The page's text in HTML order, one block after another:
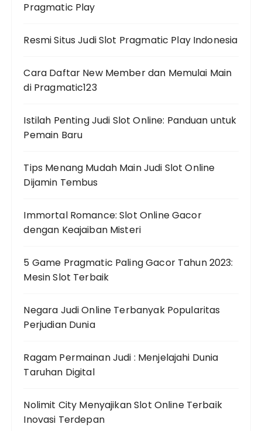
Pragmatic Play
Resmi Situs Judi Slot Pragmatic Play Indonesia
Cara Daftar New Member dan Memulai Main
di Pragmatic123
Istilah Penting Judi Slot Online: Panduan untuk
Pemain Baru
Tips Menang Mudah Main Judi Slot Online
Dijamin Tembus
Immortal Romance: Slot Online Gacor
dengan Keajaiban Misteri
5 Game Pragmatic Paling Gacor Tahun 2023:
Mesin Slot Terbaik
Negara Judi Online Terbanyak Popularitas
Perjudian Dunia
Ragam Permainan Judi : Menjelajahi Dunia
Taruhan Digital
Nolimit City Menyajikan Slot Online Terbaik
Inovasi Terdepan